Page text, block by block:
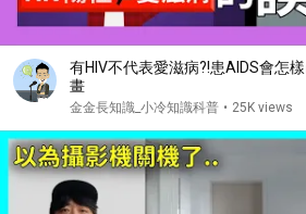
有HIV不代表愛滋病?!患AIDS會怎
畫
金金長知識_小冷知識科普 • 25K views